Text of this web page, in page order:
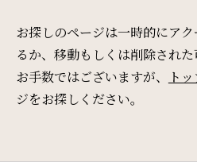
Restaurant &
レストラン&ラウンジ
Banquet
お探しのページは一時的にア
るか、移動もしくは削除された
お手数ではございますが、
ト
ジをお探しください。